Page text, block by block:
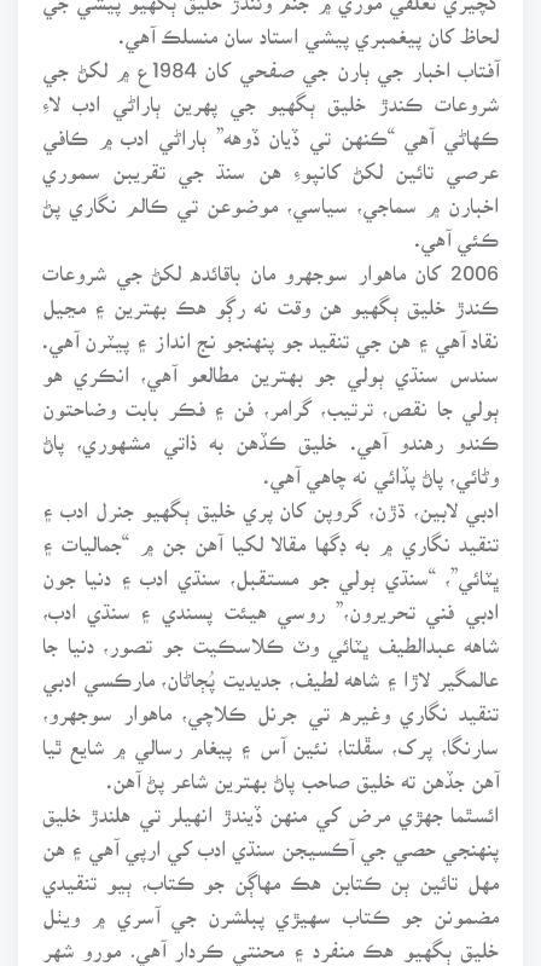
لحاظ کان پيغمبري پيشي استاد سان منسلڪ آهي.
آفتاب اخبار جي ٻارن جي صفحي کان 1984ع ۾ لکڻ جي
شروعات ڪندڙ خليق ٻگهيو جي پهرين ٻاراڻي ادب لاءِ
ڪهاڻي آهي “ڪنهن تي ڏيان ڏوهه” ٻاراڻي ادب ۾ ڪافي
عرصي تائين لکڻ کانپوءِ هن سنڌ جي تقريبن سموري
اخبارن ۾ سماجي، سياسي، موضوعن تي ڪالم نگاري پڻ
ڪئي آهي.
2006 کان ماهوار سوجهرو مان باقائده لکڻ جي شروعات
ڪندڙ خليق ٻگهيو هن وقت نه رڳو هڪ بهترين ۽ مڃيل
نقاد آهي ۽ هن جي تنقيد جو پنهنجو نج انداز ۽ پيٽرن آهي.
سندس سنڌي ٻولي جو بهترين مطالعو آهي، انڪري هو
ٻولي جا نقص، ترتيب، گرامر، فن ۽ فڪر بابت وضاحتون
ڪندو رهندو آهي. خليق ڪڏهن به ذاتي مشهوري، پاڻ
وڻائي، پاڻ پڏائي نه چاهي آهي.
ادبي لابين، ڌڙن، گروپن کان پري خليق ٻگهيو جنرل ادب ۽
تنقيد نگاري ۾ به ڊگها مقالا لکيا آهن جن ۾ “جماليات ۽
ڀٽائي”، “سنڌي ٻولي جو مستقبل، سنڌي ادب ۽ دنيا جون
ادبي فني تحريرون،” روسي هيئت پسندي ۽ سنڌي ادب،
شاهه عبدالطيف ڀٽائي وٽ ڪلاسڪيت جو تصور، دنيا جا
عالمگير لاڙا ۽ شاهه لطيف، جديديت پُڄاڻان، مارڪسي ادبي
تنقيد نگاري وغيره تي جرنل ڪلاچي، ماهوار سوجهرو،
سارنگا، پرک، سڦلتا، نئين آس ۽ پيغام رسالي ۾ شايع ٿيا
آهن جڏهن ته خليق صاحب پاڻ بهترين شاعر پڻ آهن.
ائسٿما جهڙي مرض کي منهن ڏيندڙ انهيلر تي هلندڙ خليق
پنهنجي حصي جي آڪسيجن سنڌي ادب کي ارپي آهي ۽ هن
مهل تائين ٻن ڪتابن هڪ مهاڳن جو ڪتاب، ٻيو تنقيدي
مضمونن جو ڪتاب سهيڙي پبلشرن جي آسري ۾ ويٺل
خليق ٻگهيو هڪ منفرد ۽ محنتي ڪردار آهي۔ مورو شهر